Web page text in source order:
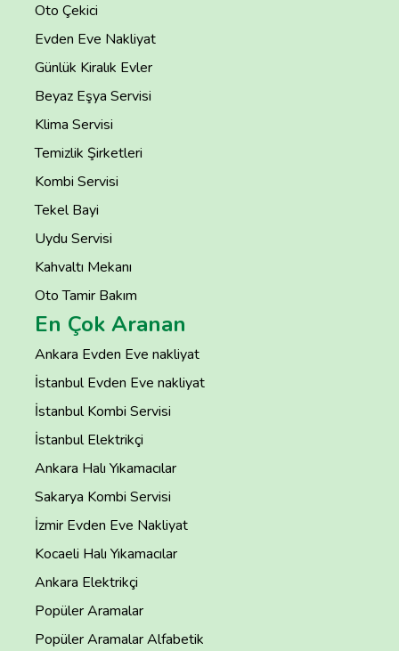
Oto Çekici
Evden Eve Nakliyat
Günlük Kiralık Evler
Beyaz Eşya Servisi
Klima Servisi
Temizlik Şirketleri
Kombi Servisi
Tekel Bayi
Uydu Servisi
Kahvaltı Mekanı
Oto Tamir Bakım
En Çok Aranan
Ankara Evden Eve nakliyat
İstanbul Evden Eve nakliyat
İstanbul Kombi Servisi
İstanbul Elektrikçi
Ankara Halı Yıkamacılar
Sakarya Kombi Servisi
İzmir Evden Eve Nakliyat
Kocaeli Halı Yıkamacılar
Ankara Elektrikçi
Popüler Aramalar
Popüler Aramalar Alfabetik